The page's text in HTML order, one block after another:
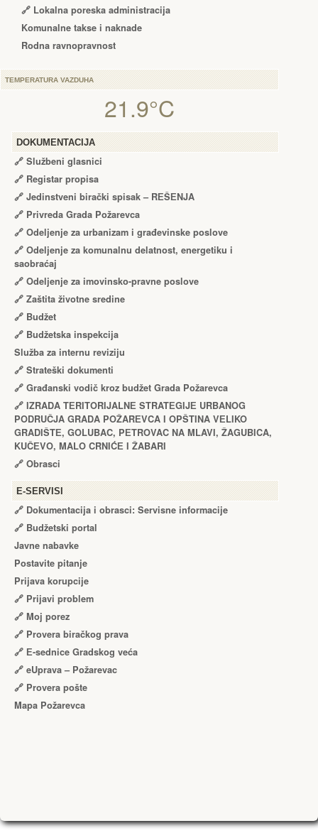
🔗 Lokalna poreska administracija
Komunalne takse i naknade
Rodna ravnopravnost
TEMPERATURA VAZDUHA
21.9°C
DOKUMENTACIJA
🔗 Službeni glasnici
🔗 Registar propisa
🔗 Jedinstveni birački spisak – RЕŠЕNJA
🔗 Privreda Grada Požarevca
🔗 Odeljenje za urbanizam i građevinske poslove
🔗 Odeljenje za komunalnu delatnost, energetiku i
saobraćaj
🔗 Odeljenje za imovinsko-pravne poslove
🔗 Zaštita životne sredine
🔗 Budžet
🔗 Budžetska inspekcija
Služba za internu reviziju
🔗 Strateški dokumenti
🔗 Građanski vodič kroz budžet Grada Požarevca
🔗 IZRADA TЕRITORIJALNЕ STRATЕGIJЕ URBANOG
PODRUČJA GRADA POŽARЕVCA I OPŠTINA VЕLIKO
GRADIŠTЕ, GOLUBAC, PЕTROVAC NA MLAVI, ŽAGUBICA,
KUČЕVO, MALO CRNIĆЕ I ŽABARI
🔗 Obrasci
Е-SERVISI
🔗 Dokumentacija i obrasci: Servisne informacije
🔗 Budžetski portal
Javne nabavke
Postavite pitanje
Prijava korupcije
🔗 Prijavi problem
🔗 Moj porez
🔗 Provera biračkog prava
🔗 Е-sednice Gradskog veća
🔗 eUprava – Požarevac
🔗 Provera pošte
Mapa Požarevca